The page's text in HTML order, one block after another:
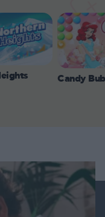
Candy